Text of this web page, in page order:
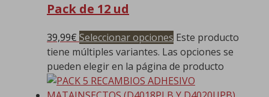
Pack de 12 ud
39,99€ Seleccionar opciones Este producto
tiene múltiples variantes. Las opciones se
pueden elegir en la página de producto